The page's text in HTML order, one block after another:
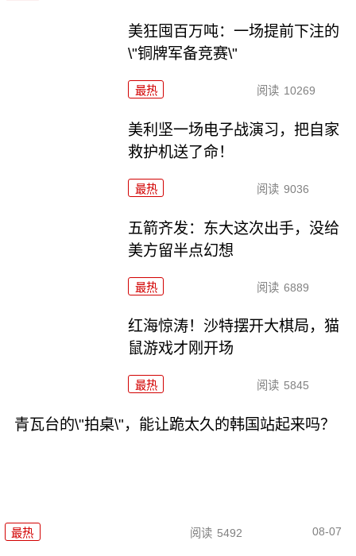
美狂囤百万吨：一场提前下注的
\"铜牌军备竞赛\"
最热 阅读 10269
美利坚一场电子战演习，把自家
救护机送了命！
最热 阅读 9036
五箭齐发：东大这次出手，没给
美方留半点幻想
最热 阅读 6889
红海惊涛！沙特摆开大棋局，猫
鼠游戏才刚开场
最热 阅读 5845
青瓦台的\"拍桌\"，能让跪太久的韩国站起来吗？
最热 阅读 5492 08-07